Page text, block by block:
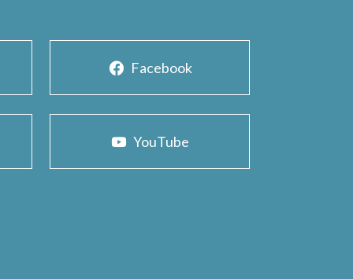
Facebook
YouTube